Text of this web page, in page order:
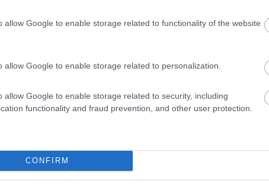
allow Google to enable storage related to functionality of the website
allow Google to enable storage related to personalization.
allow Google to enable storage related to security, including
functionality and fraud prevention, and other user protection.
CONFIRM
proprio.portata dal tecnico autorizzato ha provato a cambiare la scheda ma
giorni ad accenderla ,poi lo ritiro(ieri)arrivo a casa e non parte...
hai un problema nel cablaggio. Sono fili talmente sottili che si
portare tutto il camper in un centro Truma, non solo il quadretto
proprio.portata dal tecnico autorizzato ha provato a cambiare la scheda ma
giorni ad accenderla ,poi lo ritiro(ieri)arrivo a casa e non parte...